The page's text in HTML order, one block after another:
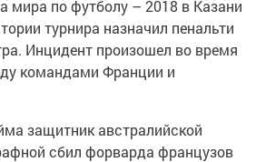
мира по футболу – 2018 в Казани
турнира назначил пенальти
Инцидент произошел во время
командами Франции и
защитник австралийской
сбил форварда французов